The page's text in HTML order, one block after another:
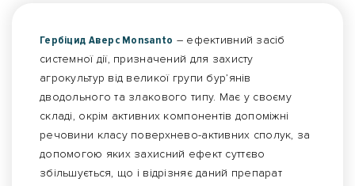
Гербіцид Аверс Monsanto – ефективний засіб
системної дії, призначений для захисту
агрокультур від великої групи бур’янів
дводольного та злакового типу. Має у своєму
складі, окрім активних компонентів допоміжні
речовини класу поверхнево-активних сполук, за
допомогою яких захисний ефект суттєво
збільшується, що і відрізняє даний препарат